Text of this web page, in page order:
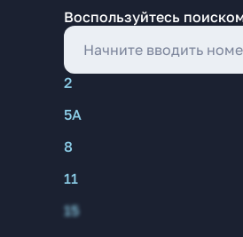
Воспользуйтесь
2
5А
8
11
15